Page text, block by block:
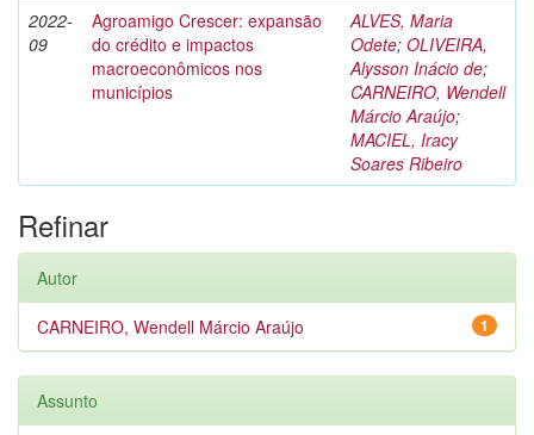
2022-
09
Agroamigo Crescer: expansão
do crédito e impactos
macroeconômicos nos
municípios
ALVES, Maria
Odete; OLIVEIRA,
Alysson Inácio de;
CARNEIRO, Wendell
Márcio Araújo;
MACIEL, Iracy
Soares Ribeiro
Refinar
Autor
1
CARNEIRO, Wendell Márcio Araújo
Assunto